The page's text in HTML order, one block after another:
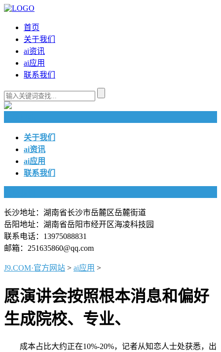
首页
关于我们
ai资讯
ai应用
联系我们
关于我们
ai资讯
ai应用
联系我们
长沙地址：湖南省长沙市岳麓区岳麓街道
岳阳地址：湖南省岳阳市经开区海凌科技园
联系电话：13975088831
邮箱：251635860@qq.com
J9.COM·官方网站 > ai应用 >
愿演讲会按照根本消息和偏好
生成院校、专业、
成本占比大约正在10%-20%，记者从知恋人士处获悉，出